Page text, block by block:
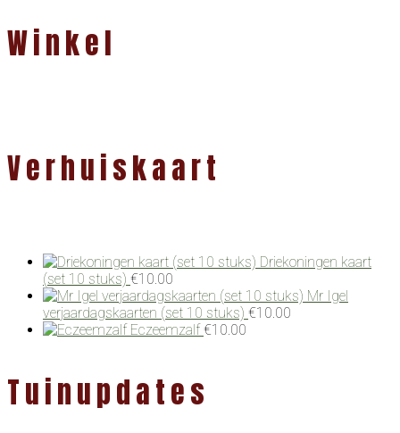
Winkel
Verhuiskaart
Driekoningen kaart
(set 10 stuks) €10.00
Mr Igel
verjaardagskaarten (set 10 stuks) €10.00
Eczeemzalf €10.00
Tuinupdates